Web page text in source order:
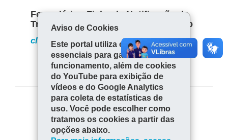
Formulário - Ficha de Notificação de
Transplante de Rim com Doador Vivo
clique e faça o download
COMPARTILHE:
Aviso de Cookies
Este portal utiliza cookies
essenciais para garantir seu
funcionamento, além de cookies
do YouTube para exibição de
vídeos e do Google Analytics
para coleta de estatísticas de
uso. Você pode escolher como
tratamos os cookies a partir das
opções abaixo.